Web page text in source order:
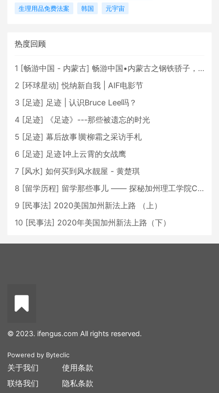
生理用品免费法案
韩国 元宇宙
热度回顾
1 [畅游中国 - 内蒙古] 畅游中国•内蒙古之钢铁骄子，魅力包头
2 [环球星动] 悦纳新自我 | AIF电影节
3 [足迹] 足迹 | 认识Bruce Lee吗？
4 [足迹]
《足迹》---那些被遗忘的时光
5 [足迹] 幕后故事∣黄柳霜之采访手札
6 [足迹] 足迹∣冲上云霄的女战鹰
7 [风水] 如何买到风水靓屋 - 黄楚琪
8 [留学历程] 留学那些事儿 —— 探秘加州理工学院Caltech博士生活 [上集]
9 [民事法] 2020美国加州新法上路 （上）
10 [民事法] 2020年美国加州新法上路（下）
© 2023. ifengus.com All rights reserved.
Powered by Byteclic
关于我们
联络我们
使用条款
隐私条款